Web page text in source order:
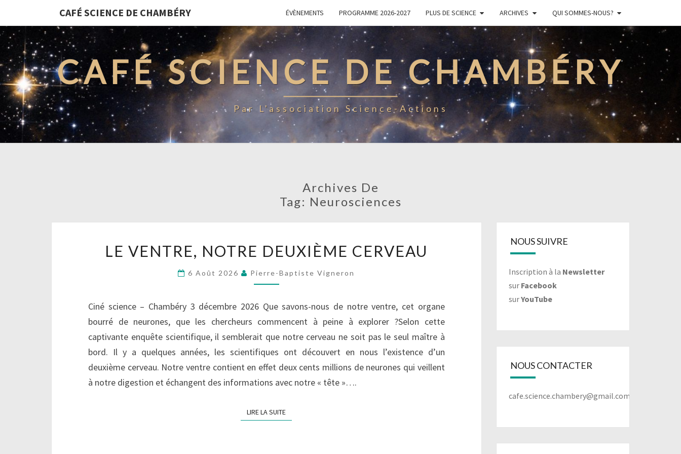
CAFÉ SCIENCE DE CHAMBÉRY ÉVÈNEMENTS PROGRAMME 2026-2027 PLUS DE SCIENCE ARCHIVES QUI SOMMES-NOUS?
CAFÉ SCIENCE DE CHAMBÉRY
Par L'association Science-Actions
Archives De
Tag: Neurosciences
VENTRE,
NOTRE
DEUXIÈME
LE VENTRE, NOTRE DEUXIÈME CERVEAU
6 Août 2026 Pierre-Baptiste Vigneron
Ciné science – Chambéry 3 décembre 2026 Que savons-nous de notre ventre, cet organe
bourré de neurones, que les chercheurs commencent à peine à explorer ?Selon cette
captivante enquête scientifique, il semblerait que notre cerveau ne soit pas le seul maître à
bord. Il y a quelques années, les scientifiques ont découvert en nous l’existence d’un
deuxième cerveau. Notre ventre contient en effet deux cents millions de neurones qui veillent
à notre digestion et échangent des informations avec notre « tête »….
LIRE LA SUITELIRE LA SUITE
NOUS SUIVRE
Inscription à la Newsletter
sur Facebook
surYouTube
NOUS CONTACTER
cafe.science.chambery@gmail.com